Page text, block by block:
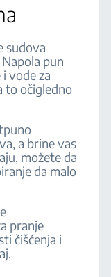
sudova
pun
vode za
to očigledno
a brine vas
možete da
da malo
pranje
čišćenja i